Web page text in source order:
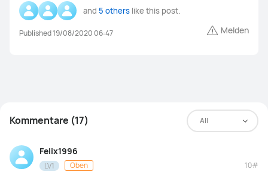
and 5 others like this post.
Published 19/08/2020 06:47 Melden
All
Kommentare (17)
Felix1996
LV1 Oben 10#